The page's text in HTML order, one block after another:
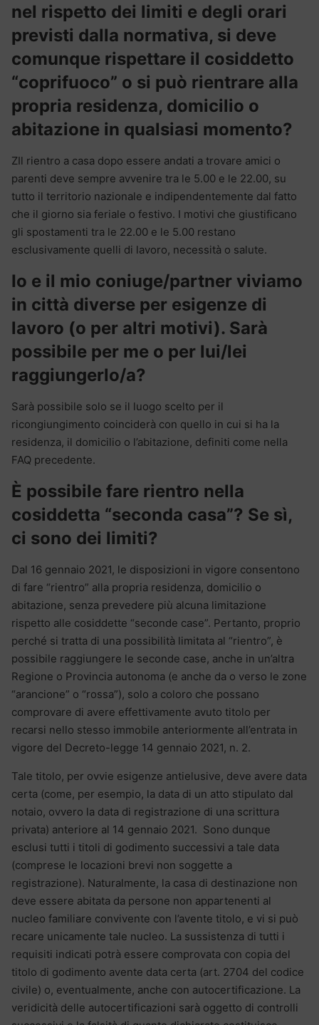
nel rispetto dei limiti e degli orari
previsti dalla normativa, si deve
comunque rispettare il cosiddetto
“coprifuoco” o si può rientrare alla
propria residenza, domicilio o
abitazione in qualsiasi momento?
ZIl rientro a casa dopo essere andati a trovare amici o
parenti deve sempre avvenire tra le 5.00 e le 22.00, su
tutto il territorio nazionale e indipendentemente dal fatto
che il giorno sia feriale o festivo. I motivi che giustificano
gli spostamenti tra le 22.00 e le 5.00 restano
esclusivamente quelli di lavoro, necessità o salute.
Io e il mio coniuge/partner viviamo
in città diverse per esigenze di
lavoro (o per altri motivi). Sarà
possibile per me o per lui/lei
raggiungerlo/a?
Sarà possibile solo se il luogo scelto per il
ricongiungimento coinciderà con quello in cui si ha la
residenza, il domicilio o l’abitazione, definiti come nella
FAQ precedente.
È possibile fare rientro nella
cosiddetta “seconda casa”? Se sì,
ci sono dei limiti?
Dal 16 gennaio 2021, le disposizioni in vigore consentono
di fare “rientro” alla propria residenza, domicilio o
abitazione, senza prevedere più alcuna limitazione
rispetto alle cosiddette “seconde case”. Pertanto, proprio
perché si tratta di una possibilità limitata al “rientro”, è
possibile raggiungere le seconde case, anche in un’altra
Regione o Provincia autonoma (e anche da o verso le zone
“arancione” o “rossa”), solo a coloro che possano
comprovare di avere effettivamente avuto titolo per
recarsi nello stesso immobile anteriormente all’entrata in
vigore del Decreto-legge 14 gennaio 2021, n. 2.
Tale titolo, per ovvie esigenze antielusive, deve avere data
certa (come, per esempio, la data di un atto stipulato dal
notaio, ovvero la data di registrazione di una scrittura
privata) anteriore al 14 gennaio 2021. Sono dunque
esclusi tutti i titoli di godimento successivi a tale data
(comprese le locazioni brevi non soggette a
registrazione). Naturalmente, la casa di destinazione non
deve essere abitata da persone non appartenenti al
nucleo familiare convivente con l’avente titolo, e vi si può
recare unicamente tale nucleo. La sussistenza di tutti i
requisiti indicati potrà essere comprovata con copia del
titolo di godimento avente data certa (art. 2704 del codice
civile) o, eventualmente, anche con autocertificazione. La
veridicità delle autocertificazioni sarà oggetto di controlli